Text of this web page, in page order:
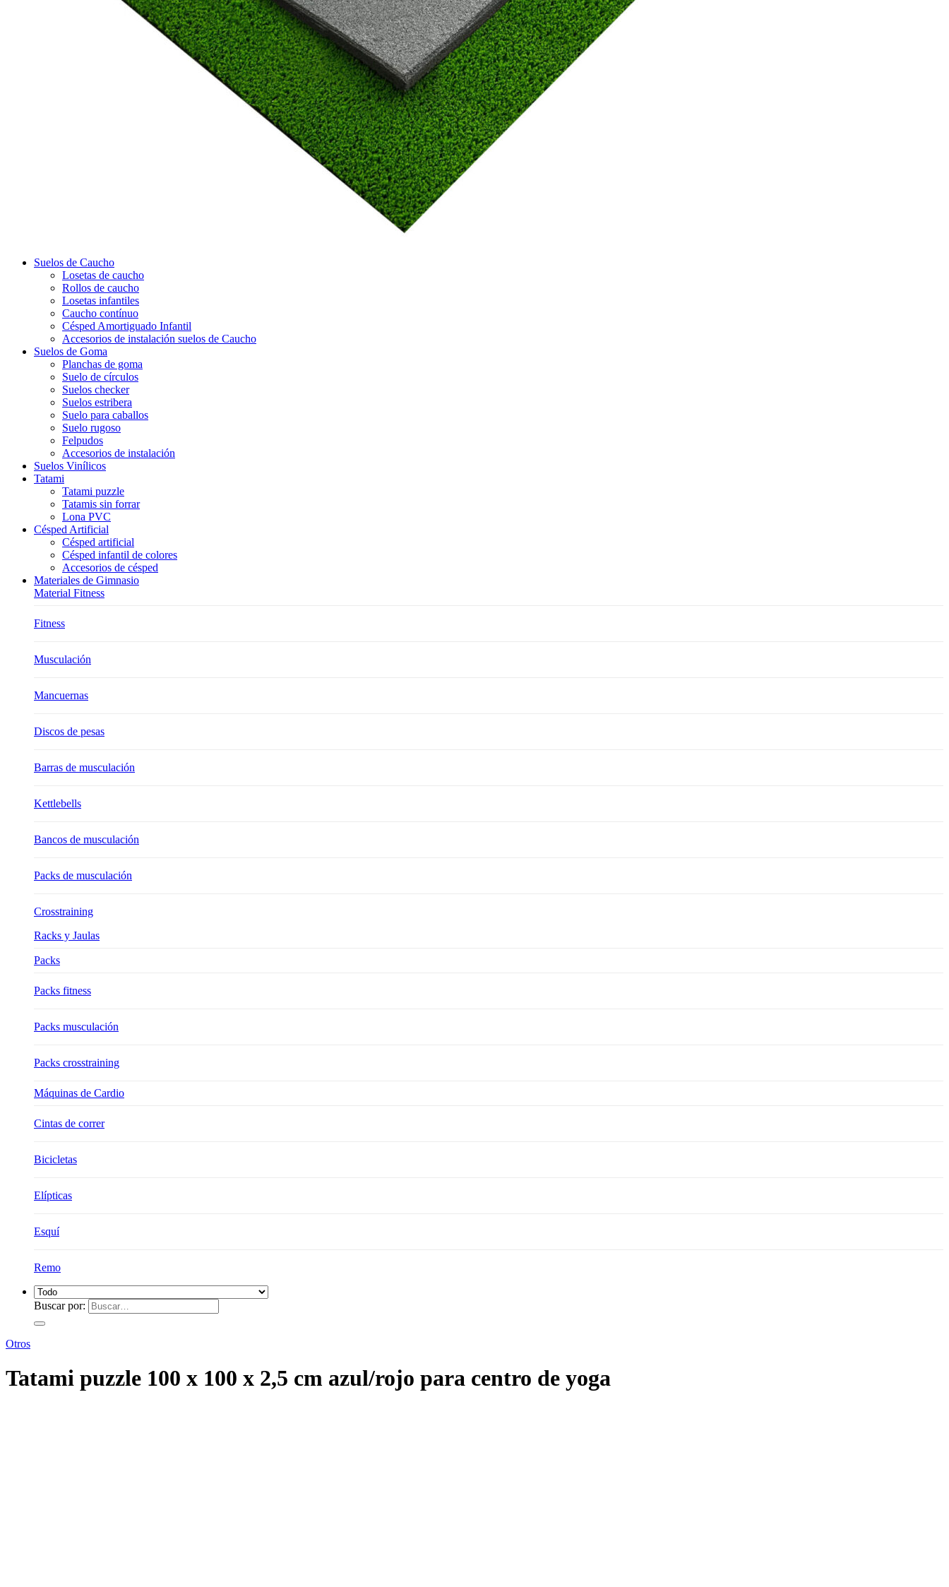
Suelos de Caucho
Losetas de caucho
Rollos de caucho
Losetas infantiles
Caucho contínuo
Césped Amortiguado Infantil
Accesorios de instalación suelos de Caucho
Suelos de Goma
Planchas de goma
Suelo de círculos
Suelos checker
Suelos estribera
Suelo para caballos
Suelo rugoso
Felpudos
Accesorios de instalación
Suelos Vinílicos
Tatami
Tatami puzzle
Tatamis sin forrar
Lona PVC
Césped Artificial
Césped artificial
Césped infantil de colores
Accesorios de césped
Materiales de Gimnasio
Material Fitness
Fitness
Musculación
Mancuernas
Discos de pesas
Barras de musculación
Kettlebells
Bancos de musculación
Packs de musculación
Crosstraining
Racks y Jaulas
Packs
Packs fitness
Packs musculación
Packs crosstraining
Máquinas de Cardio
Cintas de correr
Bicicletas
Elípticas
Esquí
Remo
Buscar por:
Otros
Tatami puzzle 100 x 100 x 2,5 cm azul/rojo para centro de yoga